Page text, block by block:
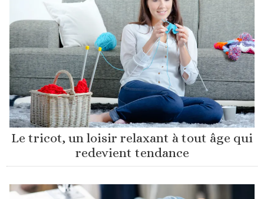
Le tricot, un loisir relaxant à tout âge qui
redevient tendance